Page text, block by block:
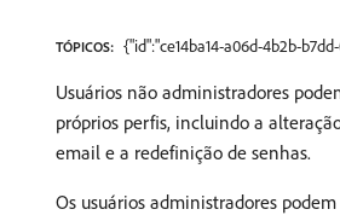
TÓPICOS: {"id":"ce14ba14-a06d-4b2b-
Usuários não administradores
próprios perfis, incluindo a
email e a redefinição de senhas.
Os usuários administradores